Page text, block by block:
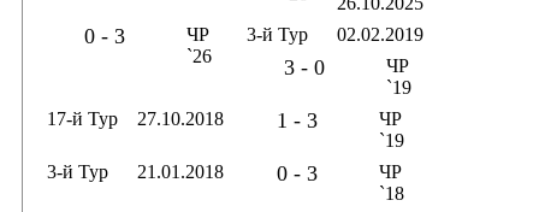
0 - 3
ЧР
`26
3-й Тур 02.02.2019
3 - 0
ЧР
`19
17-й Тур
27.10.2018 1 - 3
ЧР
`19
3-й Тур
21.01.2018 0 - 3
ЧР
`18